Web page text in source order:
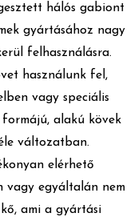
hálós gabiont
gyártásához nagy
felhasználásra.
használunk fel,
vagy speciális
formájú, alakú kövek
változatban.
elérhető
vagy egyáltalán nem
ami a gyártási